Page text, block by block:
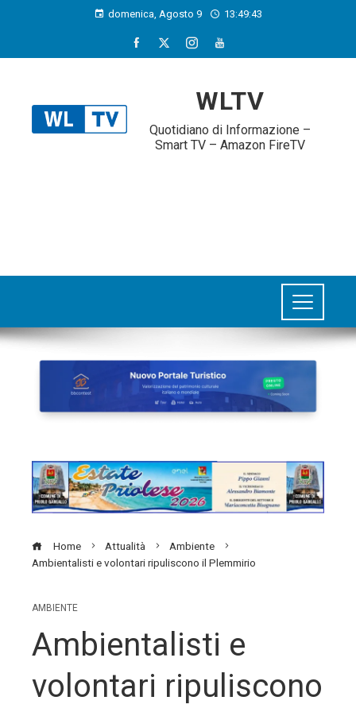
domenica, Agosto 9 13:49:44
WLTV
Quotidiano di Informazione –
Smart TV – Amazon FireTV
Home Attualità
Ambiente
Ambientalisti e volontari ripuliscono il Plemmirio
AMBIENTE
Ambientalisti e
volontari ripuliscono